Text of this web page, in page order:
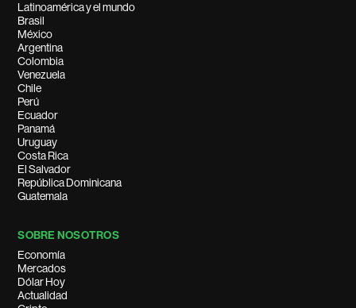
Latinoamérica y el mundo
Brasil
México
Argentina
Colombia
Venezuela
Chile
Perú
Ecuador
Panamá
Uruguay
Costa Rica
El Salvador
República Dominicana
Guatemala
SOBRE NOSOTROS
Economía
Mercados
Dólar Hoy
Actualidad